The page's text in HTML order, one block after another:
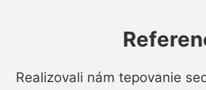
Realizovali nám tepovanie